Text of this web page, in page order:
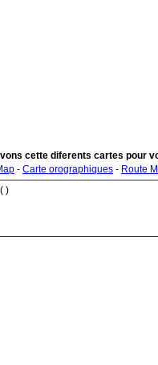
cette diferents cartes pour
- Carte orographiques - Route
)